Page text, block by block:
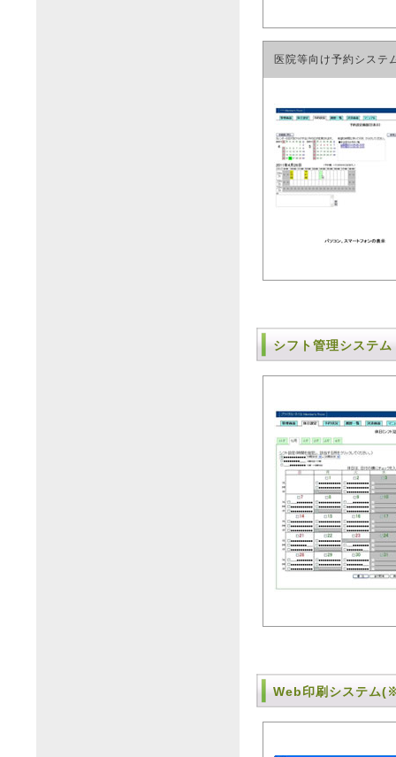
医院等向け予約システ
シフト管理システム
Web印刷システム